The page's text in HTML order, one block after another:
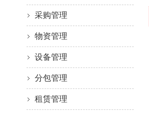
采购管理
物资管理
设备管理
分包管理
租赁管理